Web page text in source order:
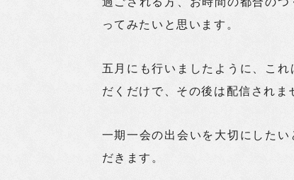
ってみたいと思います。
五月にも行いましたように、こ
だくだけで、その後は配信されま
一期一会の出会いを大切にした
だきます。